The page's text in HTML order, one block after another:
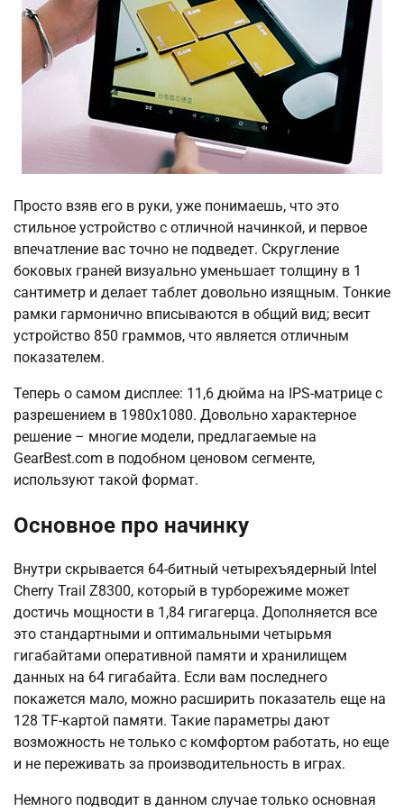
Просто взяв его в руки, уже понимаешь, что это
стильное устройство с отличной начинкой, и первое
впечатление вас точно не подведет. Скругление
боковых граней визуально уменьшает толщину в 1
сантиметр и делает таблет довольно изящным. Тонкие
рамки гармонично вписываются в общий вид; весит
устройство 850 граммов, что является отличным
показателем.
Теперь о самом дисплее: 11,6 дюйма на IPS-матрице с
разрешением в 1980х1080. Довольно характерное
решение – многие модели, предлагаемые на
GearBest.com в подобном ценовом сегменте,
используют такой формат.
Основное про начинку
Внутри скрывается 64-битный четырехъядерный Intel
Cherry Trail Z8300, который в турборежиме может
достичь мощности в 1,84 гигагерца. Дополняется все
это стандартными и оптимальными четырьмя
гигабайтами оперативной памяти и хранилищем
данных на 64 гигабайта. Если вам последнего
покажется мало, можно расширить показатель еще на
128 TF-картой памяти. Такие параметры дают
возможность не только с комфортом работать, но еще
и не переживать за производительность в играх.
Немного подводит в данном случае только основная